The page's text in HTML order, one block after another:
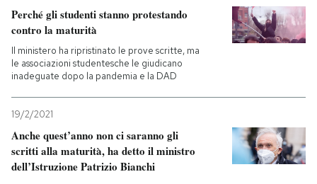
CALENDARIO
AREA PERSONALE
Entra
Perché gli studenti stanno protestando
contro la maturità
Il ministero ha ripristinato le prove scritte, ma
le associazioni studentesche le giudicano
inadeguate dopo la pandemia e la DAD
19/2/2021
Anche quest’anno non ci saranno gli
scritti alla maturità, ha detto il ministro
dell’Istruzione Patrizio Bianchi